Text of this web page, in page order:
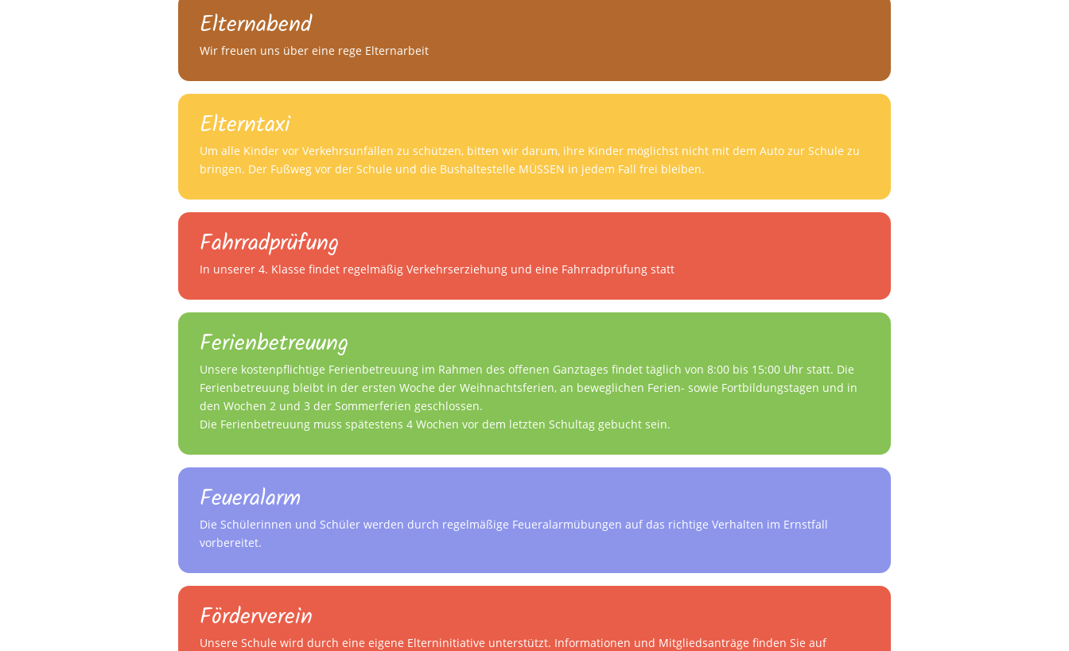
Elternabend
Wir freuen uns über eine rege Elternarbeit
Elterntaxi
Um alle Kinder vor Verkehrsunfällen zu schützen, bitten wir darum, ihre Kinder möglichst nicht mit dem Auto zur Schule zu
bringen. Der Fußweg vor der Schule und die Bushaltestelle MÜSSEN in jedem Fall frei bleiben.
Fahrradprüfung
In unserer 4. Klasse findet regelmäßig Verkehrserziehung und eine Fahrradprüfung statt
Ferienbetreuung
Unsere kostenpflichtige Ferienbetreuung im Rahmen des offenen Ganztages findet täglich von 8:00 bis 15:00 Uhr statt. Die
Ferienbetreuung bleibt in der ersten Woche der Weihnachtsferien, an beweglichen Ferien- sowie Fortbildungstagen und in
den Wochen 2 und 3 der Sommerferien geschlossen.
Die Ferienbetreuung muss spätestens 4 Wochen vor dem letzten Schultag gebucht sein.
Feueralarm
Die Schülerinnen und Schüler werden durch regelmäßige Feueralarmübungen auf das richtige Verhalten im Ernstfall
vorbereitet.
Förderverein
Unsere Schule wird durch eine eigene Elterninitiative unterstützt. Informationen und Mitgliedsanträge finden Sie auf